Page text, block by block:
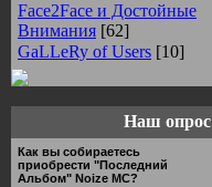
Face2Face и Достойные
Внимания [62]
GaLLeRy of Users [10]
Наш опрос
Как вы собираетесь
приобрести "Последний
Альбом" Noize MC?